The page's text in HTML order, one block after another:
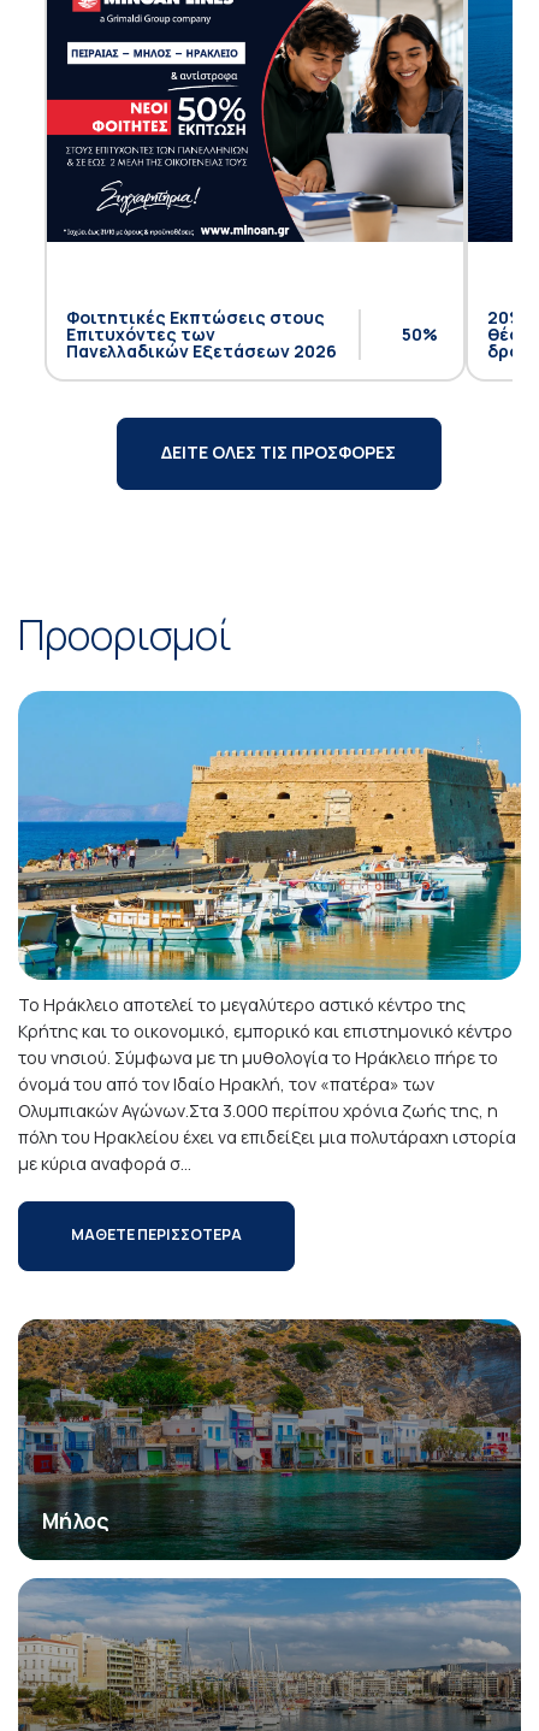
Φοιτητικές Εκπτώσεις στους
Επιτυχόντες των
Πανελλαδικών Εξετάσεων 2026
50%
20%
θέση
ΔΕΙΤΕ ΟΛΕΣ ΤΙΣ ΠΡΟΣΦΟΡΕΣ
Προορισμοί
Το Ηράκλειο αποτελεί το μεγαλύτερο αστικό κέντρο της
Κρήτης και το οικονομικό, εμπορικό και επιστημονικό κέντρο
του νησιού. Σύμφωνα με τη μυθολογία το Ηράκλειο πήρε το
όνομά του από τον Ιδαίο Ηρακλή, τον «πατέρα» των
Ολυμπιακών Αγώνων.Στα 3.000 περίπου χρόνια ζωής της, η
πόλη του Ηρακλείου έχει να επιδείξει μια πολυτάραχη ιστορία
με κύρια αναφορά σ...
ΜΑΘΕΤΕ ΠΕΡΙΣΣΟΤΕΡΑ
Μήλος